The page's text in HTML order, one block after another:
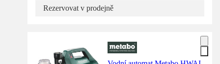
Rezervovat v prodejně